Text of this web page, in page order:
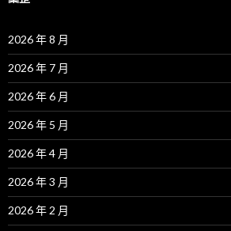
2026 年 8 月
2026 年 7 月
2026 年 6 月
2026 年 5 月
2026 年 4 月
2026 年 3 月
2026 年 2 月